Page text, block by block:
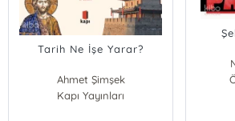
Tarih Ne İşe Yarar?
Ahmet Şimşek
Kapı Yayınları